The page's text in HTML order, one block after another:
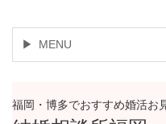
MENU
福岡・博多でおすすめ婚活お